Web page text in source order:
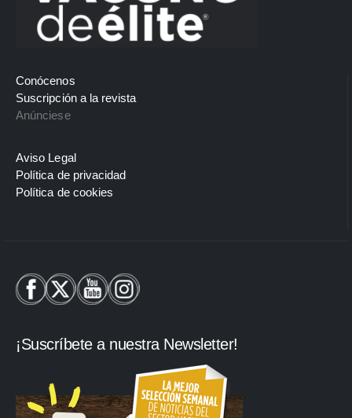
Conócenos
Suscripción a la revista
Anúnciese
Aviso Legal
Política de privacidad
Política de cookies
¡Suscríbete a nuestra Newsletter!